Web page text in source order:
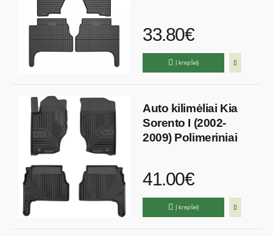
33.80€
Į krepšelį
Auto kilimėliai Kia
Sorento I (2002-
2009) Polimeriniai
41.00€
Į krepšelį